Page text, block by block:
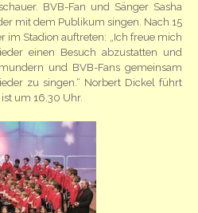
BVB-Fan und Sänger Sasha
mit dem Publikum singen. Nach 15
im Stadion auftreten: „Ich freue mich
einen Besuch abzustatten und
und BVB-Fans gemeinsam
zu singen.“ Norbert Dickel führt
um 16.30 Uhr.